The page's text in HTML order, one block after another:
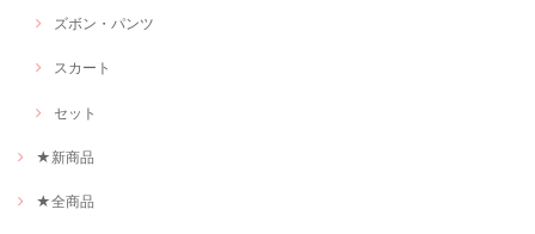
ズボン・パンツ
スカート
セット
★新商品
★全商品